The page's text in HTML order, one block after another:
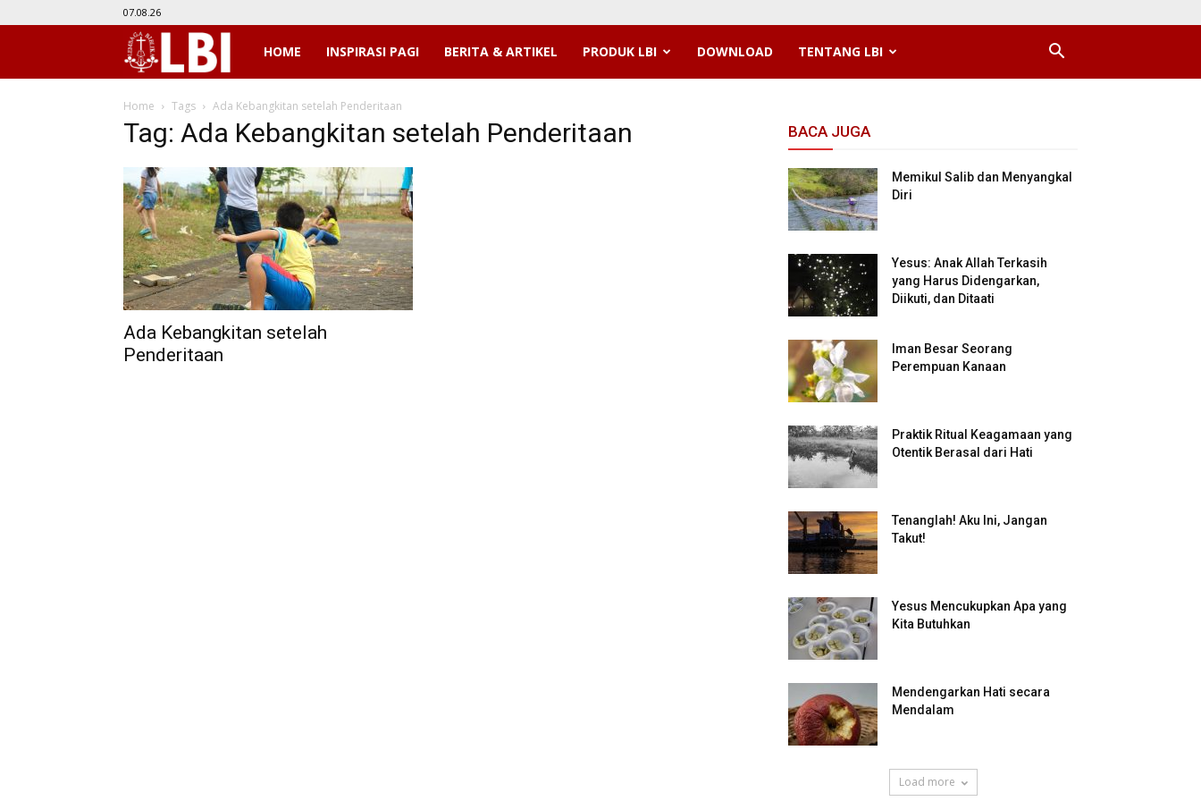
07.08.26
LBIHOME INSPIRASI PAGI BERITA & ARTIKEL PRODUK LBI DOWNLOAD TENTANG LBI
Home Tags Ada Kebangkitan setelah Penderitaan
Tag: Ada Kebangkitan setelah Penderitaan
Ada Kebangkitan setelah
Penderitaan
BACA JUGA
Memikul Salib dan Menyangkal
Diri
Yesus: Anak Allah Terkasih
yang Harus Didengarkan,
Diikuti, dan Ditaati
Iman Besar Seorang
Perempuan Kanaan
Praktik Ritual Keagamaan yang
Otentik Berasal dari Hati
Tenanglah! Aku Ini, Jangan
Takut!
Yesus Mencukupkan Apa yang
Kita Butuhkan
Mendengarkan Hati secara
Mendalam
Load more